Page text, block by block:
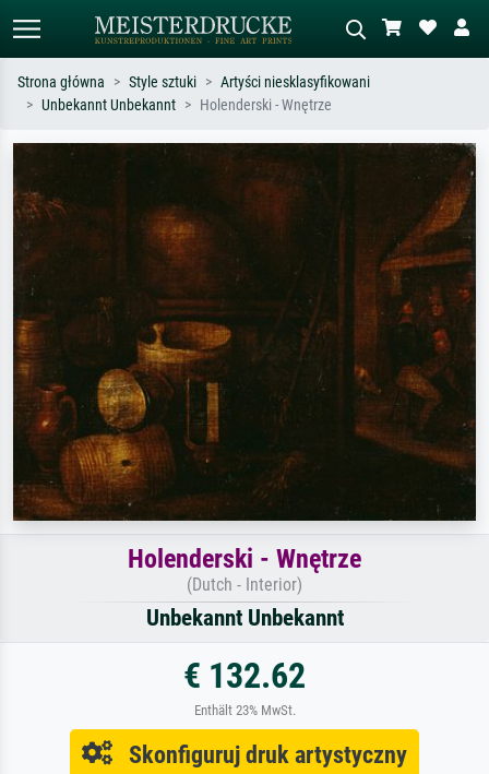
impresjonizm, fala Hokusaia, akt.
Opisz scenę – np. zielona łąka,
abstrakcja z czerwienią, ciemny olej,
Strona główna Style sztuki
Artyści niesklasyfikowani
Unbekannt Unbekannt
Holenderski - Wnętrze
Holenderski - Wnętrze
(Dutch - Interior)
Unbekannt Unbekannt
€ 132.62
Enthält 23% MwSt.
Skonfiguruj druk artystyczny